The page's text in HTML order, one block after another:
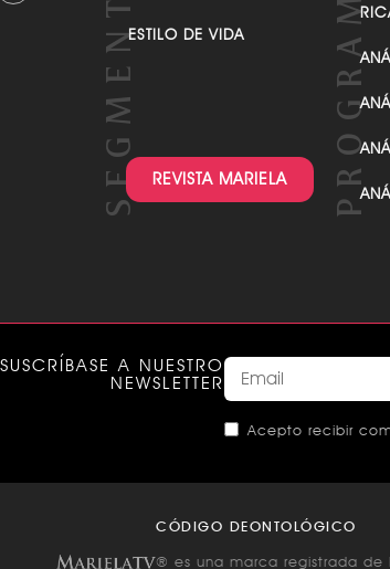
ESTILO DE VIDA
REVISTA MARIELA
SUSCRÍBASE A NUESTRO
NEWSLETTER
Acepto recibir
This
should
be left
CÓDIGO DEONTOLÓGICO
® es una marca registrada de